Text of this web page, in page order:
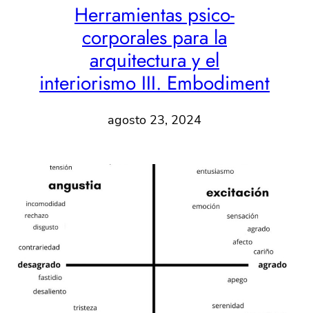
Herramientas psico-
corporales para la
arquitectura y el
interiorismo III. Embodiment
agosto 23, 2024